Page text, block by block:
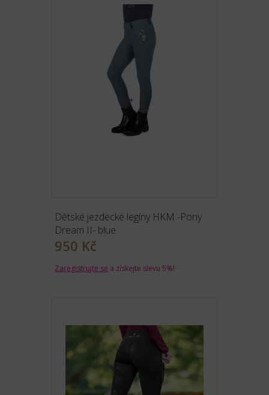
Dětské jezdecké legíny HKM -Pony
Dream II- blue
950 Kč
Zaregistrujte se a získejte slevu 5%!